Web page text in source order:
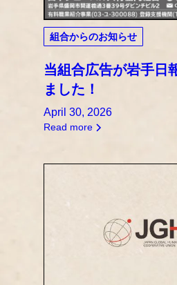
組合からのお知らせ
当組合広告が岩手日
ました！
April 30, 2026
Read more